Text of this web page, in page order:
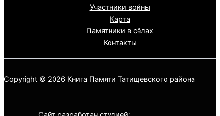
Участники войны
Карта
Памятники в сёлах
Контакты
Copyright © 2026 Книга Памяти Татищевского района